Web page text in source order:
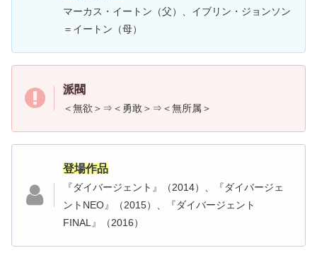
マーカス・イートン（父）、イブリン・ジョンソン
＝イートン（母）
派閥
＜無欲＞⇒＜勇敢＞⇒＜無所属＞
登場作品
『ダイバージェント』（2014）、『ダイバージェ
ントNEO』（2015）、『ダイバージェント
FINAL』（2016）